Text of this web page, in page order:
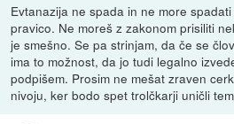
Evtanazija ne spada in ne more
pravico. Ne moreš z zakonom prisiliti
je smešno. Se pa strinjam, da če se
ima to možnost, da jo tudi legalno
podpišem. Prosim ne mešat zraven
nivoju, ker bodo spet trolčkarji uničli